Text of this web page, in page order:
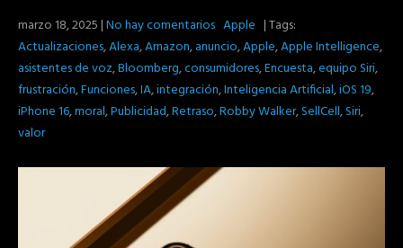
marzo 18, 2025|No hay comentarios Apple | Tags:
Actualizaciones,Alexa,Amazon,anuncio,Apple,Apple Intelligence,
asistentes de voz,Bloomberg,consumidores,Encuesta,equipo Siri,
frustración,Funciones,IA,integración,Inteligencia Artificial,iOS 19,
iPhone 16,moral,Publicidad,Retraso,Robby Walker,SellCell,Siri,
valor